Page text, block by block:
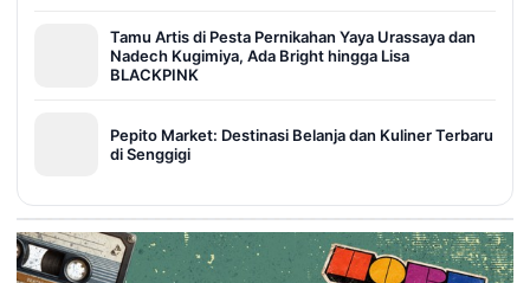
Tamu Artis di Pesta Pernikahan Yaya Urassaya dan
Nadech Kugimiya, Ada Bright hingga Lisa
BLACKPINK
Pepito Market: Destinasi Belanja dan Kuliner Terbaru
di Senggigi